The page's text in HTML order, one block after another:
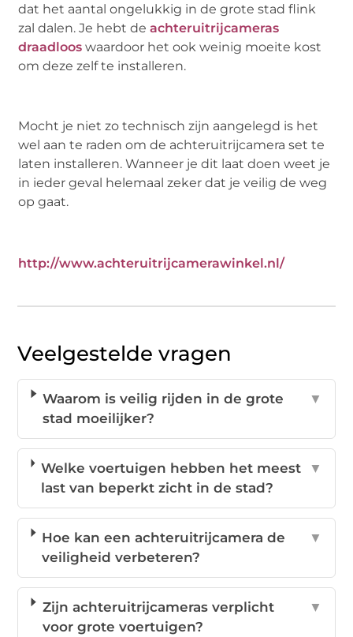
dat het aantal ongelukkig in de grote stad flink
zal dalen. Je hebt deachteruitrijcameras
draadloos waardoor het ook weinig moeite kost
om deze zelf te installeren.
Mocht je niet zo technisch zijn aangelegd is het
wel aan te raden om de achteruitrijcamera set te
laten installeren. Wanneer je dit laat doen weet je
in ieder geval helemaal zeker dat je veilig de weg
op gaat.
http://www.achteruitrijcamerawinkel.nl/
Veelgestelde vragen
Waarom is veilig rijden in de grote
stad moeilijker?
▼
Welke voertuigen hebben het meest
last van beperkt zicht in de stad?
▼
Hoe kan een achteruitrijcamera de
veiligheid verbeteren?
▼
Zijn achteruitrijcameras verplicht
voor grote voertuigen?
▼